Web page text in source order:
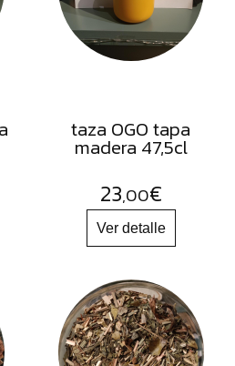
taza OGO tapa
madera 47,5cl
23,00€